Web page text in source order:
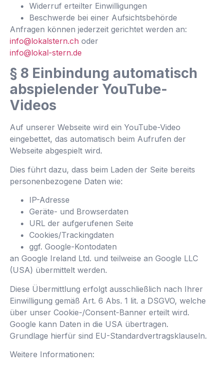
Widerruf erteilter Einwilligungen
Beschwerde bei einer Aufsichtsbehörde
Anfragen können jederzeit gerichtet werden an:
info@lokalstern.ch oder
info@lokal-stern.de
§ 8 Einbindung automatisch
abspielender YouTube-
Videos
Auf unserer Webseite wird ein YouTube-Video
eingebettet, das automatisch beim Aufrufen der
Webseite abgespielt wird.
Dies führt dazu, dass beim Laden der Seite bereits
personenbezogene Daten wie:
IP-Adresse
Geräte- und Browserdaten
URL der aufgerufenen Seite
Cookies/Trackingdaten
ggf. Google-Kontodaten
an Google Ireland Ltd. und teilweise an Google LLC
(USA) übermittelt werden.
Diese Übermittlung erfolgt ausschließlich nach Ihrer
Einwilligung gemäß Art. 6 Abs. 1 lit. a DSGVO, welche
über unser Cookie-/Consent-Banner erteilt wird.
Google kann Daten in die USA übertragen.
Grundlage hierfür sind EU-Standardvertragsklauseln.
Weitere Informationen: